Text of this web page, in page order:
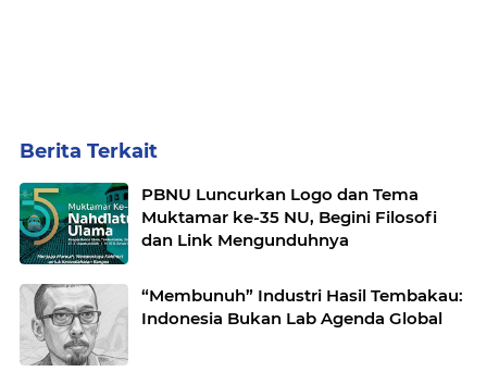
Berita Terkait
PBNU Luncurkan Logo dan Tema
Muktamar ke-35 NU, Begini Filosofi
dan Link Mengunduhnya
“Membunuh” Industri Hasil Tembakau:
Indonesia Bukan Lab Agenda Global